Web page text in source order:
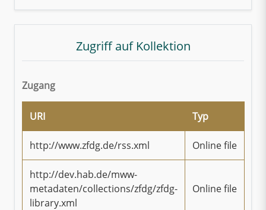
Zugriff auf Kollektion
Zugang
URI Typ
http://www.zfdg.de/rss.xml Online file
http://dev.hab.de/mww-
metadaten/collections/zfdg/zfdg-
library.xml
Online file